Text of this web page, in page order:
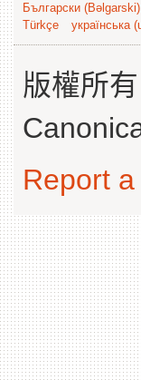
Български (Bəlgarski)
Türkçe
українська
版權所
Report